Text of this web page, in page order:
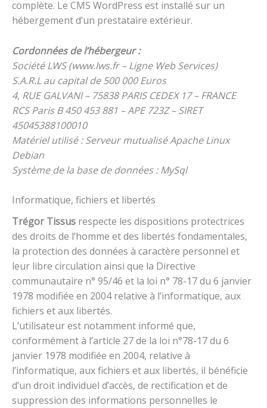
complète. Le CMS WordPress est installé sur un
hébergement d’un prestataire extérieur.
Cordonnées de l’hébergeur :
Société LWS (www.lws.fr – Ligne Web Services)
S.A.R.L au capital de 500 000 Euros
4, RUE GALVANI – 75838 PARIS CEDEX 17 – FRANCE
RCS Paris B 450 453 881 – APE 723Z – SIRET
45045388100010
Matériel utilisé : Serveur mutualisé Apache Linux
Debian
Système de la base de données : MySql
Informatique, fichiers et libertés
Trégor Tissus respecte les dispositions protectrices
des droits de l’homme et des libertés fondamentales,
la protection des données à caractère personnel et
leur libre circulation ainsi que la Directive
communautaire n° 95/46 et la loi n° 78-17 du 6 janvier
1978 modifiée en 2004 relative à l’informatique, aux
fichiers et aux libertés.
L’utilisateur est notamment informé que,
conformément à l’article 27 de la loi n°78-17 du 6
janvier 1978 modifiée en 2004, relative à
l’informatique, aux fichiers et aux libertés, il bénéficie
d’un droit individuel d’accès, de rectification et de
suppression des informations personnelles le